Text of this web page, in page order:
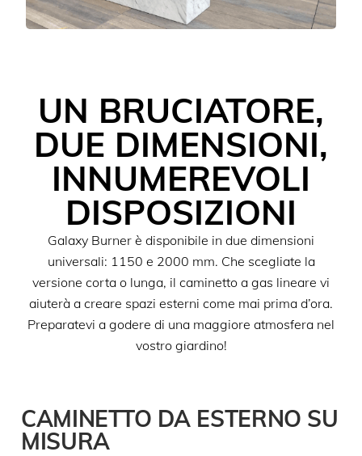
UN BRUCIATORE,
DUE DIMENSIONI,
INNUMEREVOLI
DISPOSIZIONI
Galaxy Burner è disponibile in due dimensioni
universali: 1150 e 2000 mm. Che scegliate la
versione corta o lunga, il caminetto a gas lineare vi
aiuterà a creare spazi esterni come mai prima d’ora.
Preparatevi a godere di una maggiore atmosfera nel
vostro giardino!
CAMINETTO DA ESTERNO SU
MISURA